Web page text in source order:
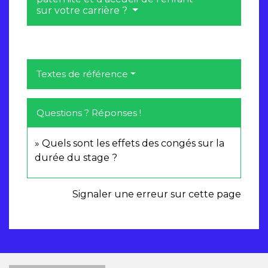
sur votre carrière ?
Textes de référence
Questions ? Réponses !
Quels sont les effets des congés sur la
durée du stage ?
Signaler une erreur sur cette page